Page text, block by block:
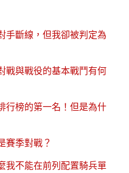
手斷線，但我卻被判定為
戰與戰役的基本戰鬥有何
行榜的第一名！但是為什
賽季對戰？
我不能在前列配置騎兵單